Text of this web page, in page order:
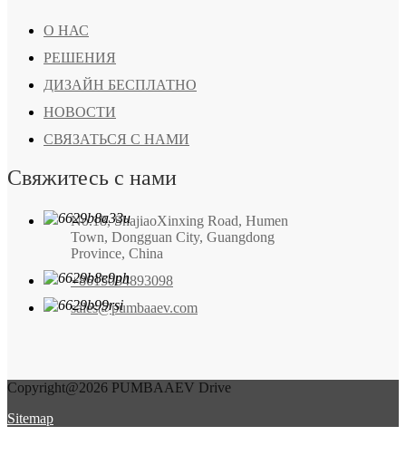
О НАС
РЕШЕНИЯ
ДИЗАЙН БЕСПЛАТНО
НОВОСТИ
СВЯЗАТЬСЯ С НАМИ
Свяжитесь с нами
No.18, ShajiaoXinxing Road, Humen
Town, Dongguan City, Guangdong
Province, China
+8615084893098
sales@pumbaaev.com
Copyright@2026 PUMBAAEV Drive
Sitemap